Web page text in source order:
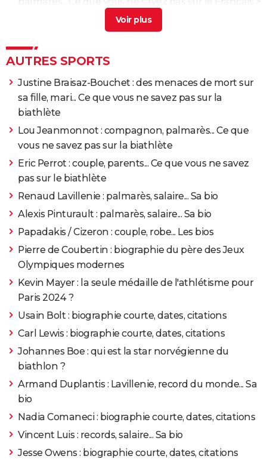
Perrine Laffont : son couple, sa blessure, palmarès...
Ce que vous ne savez pas sur la Française
Julia Simon : sanction, palmarès... Ce que vous ne
savez pas sur la biathlète française> Accueil - Autres
sports
Clément Noël : sa compagne Julia, accident... Ce que
vous ne savez pas sur le champion olympique >
Guide
AUTRES SPORTS
Justine Braisaz-Bouchet : des menaces de mort sur
sa fille, mari... Ce que vous ne savez pas sur la
biathlète
Lou Jeanmonnot : compagnon, palmarès... Ce que
vous ne savez pas sur la biathlète
Eric Perrot : couple, parents... Ce que vous ne savez
pas sur le biathlète
Renaud Lavillenie : palmarès, salaire... Sa bio
Alexis Pinturault : palmarès, salaire... Sa bio
Papadakis / Cizeron : couple, robe... Les bios
Pierre de Coubertin : biographie du père des Jeux
Olympiques modernes
Kevin Mayer : la seule médaille de l'athlétisme pour
Paris 2024 ?
Usain Bolt : biographie courte, dates, citations
Carl Lewis : biographie courte, dates, citations
Johannes Boe : qui est la star norvégienne du
biathlon ?
Armand Duplantis : Lavillenie, record du monde... Sa
bio
Nadia Comaneci : biographie courte, dates, citations
Vincent Luis : records, salaire... Sa bio
Jesse Owens : biographie courte, dates, citations